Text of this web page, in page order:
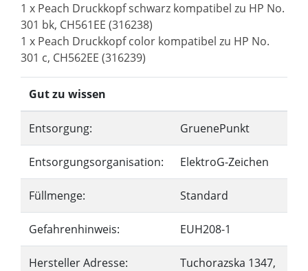
1 x Peach Druckkopf schwarz kompatibel zu HP No.
301 bk, CH561EE (316238)
1 x Peach Druckkopf color kompatibel zu HP No.
301 c, CH562EE (316239)
Gut zu wissen
Entsorgung: GruenePunkt
Entsorgungsorganisation: ElektroG-Zeichen
Füllmenge: Standard
Gefahrenhinweis: EUH208-1
Hersteller Adresse:
Tuchorazska 1347,